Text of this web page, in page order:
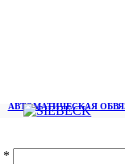
АВТОМАТИЧЕСКАЯ
*